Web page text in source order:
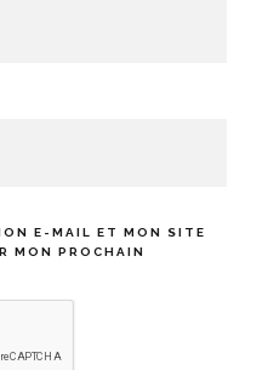
E-MAIL ET MON SITE
MON PROCHAIN